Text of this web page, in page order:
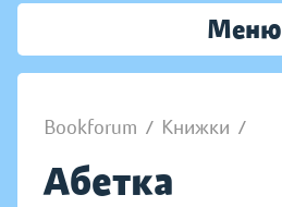
Меню
Bookforum / Книжки /
Абетка